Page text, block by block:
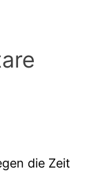
die Zeit